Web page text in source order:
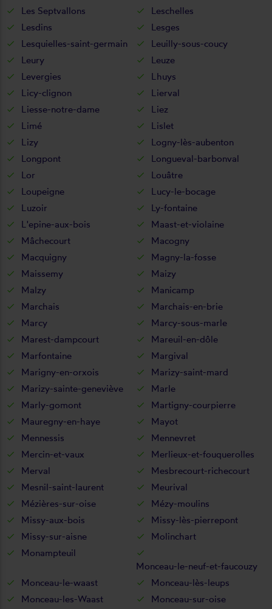
Les Septvallons
Leschelles
Lesdins
Lesges
Lesquielles-saint-germain
Leuilly-sous-coucy
Leury
Leuze
Levergies
Lhuys
Licy-clignon
Lierval
Liesse-notre-dame
Liez
Limé
Lislet
Lizy
Logny-lès-aubenton
Longpont
Longueval-barbonval
Lor
Louâtre
Loupeigne
Lucy-le-bocage
Luzoir
Ly-fontaine
L'epine-aux-bois
Maast-et-violaine
Mâchecourt
Macogny
Macquigny
Magny-la-fosse
Maissemy
Maizy
Malzy
Manicamp
Marchais
Marchais-en-brie
Marcy
Marcy-sous-marle
Marest-dampcourt
Mareuil-en-dôle
Marfontaine
Margival
Marigny-en-orxois
Marizy-saint-mard
Marizy-sainte-geneviève
Marle
Marly-gomont
Martigny-courpierre
Mauregny-en-haye
Mayot
Mennessis
Mennevret
Mercin-et-vaux
Merlieux-et-fouquerolles
Merval
Mesbrecourt-richecourt
Mesnil-saint-laurent
Meurival
Mézières-sur-oise
Mézy-moulins
Missy-aux-bois
Missy-lès-pierrepont
Missy-sur-aisne
Molinchart
Monampteuil
Monceau-le-neuf-et-faucouzy
Monceau-le-waast
Monceau-lès-leups
Monceau-les-Waast
Monceau-sur-oise